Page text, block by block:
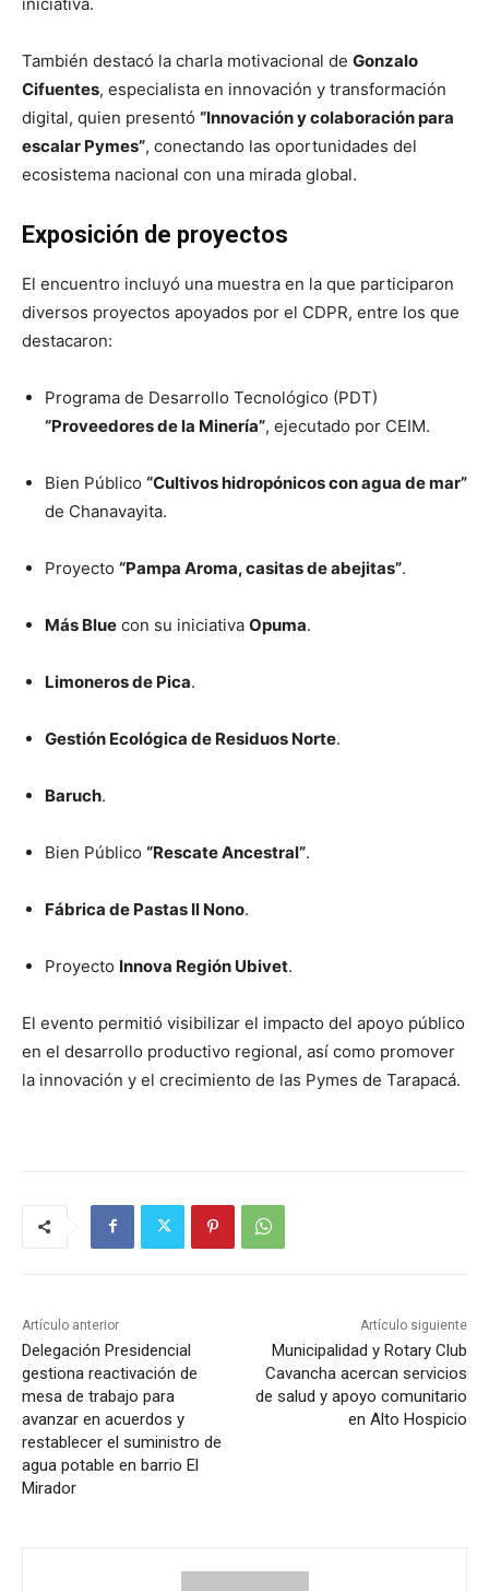
También destacó la charla motivacional de Gonzalo
Cifuentes, especialista en innovación y transformación
digital, quien presentó “Innovación y colaboración para
escalar Pymes”, conectando las oportunidades del
ecosistema nacional con una mirada global.
Exposición de proyectos
El encuentro incluyó una muestra en la que participaron
diversos proyectos apoyados por el CDPR, entre los que
destacaron:
Programa de Desarrollo Tecnológico (PDT)
“Proveedores de la Minería”, ejecutado por CEIM.
Bien Público “Cultivos hidropónicos con agua de mar”
de Chanavayita.
Proyecto “Pampa Aroma, casitas de abejitas”.
Más Blue con su iniciativa Opuma.
Limoneros de Pica.
Gestión Ecológica de Residuos Norte.
Baruch.
Bien Público “Rescate Ancestral”.
Fábrica de Pastas Il Nono.
Proyecto Innova Región Ubivet.
El evento permitió visibilizar el impacto del apoyo público
en el desarrollo productivo regional, así como promover
la innovación y el crecimiento de las Pymes de Tarapacá.
Artículo anterior
Delegación Presidencial
gestiona reactivación de
mesa de trabajo para
avanzar en acuerdos y
restablecer el suministro de
agua potable en barrio El
Mirador
Artículo siguiente
Municipalidad y Rotary Club
Cavancha acercan servicios
de salud y apoyo comunitario
en Alto Hospicio